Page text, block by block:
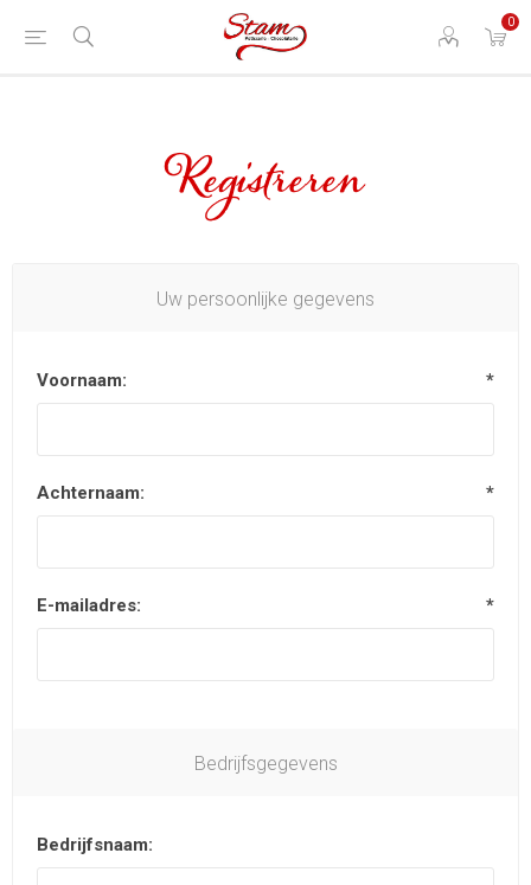
0
Registreren
Uw persoonlijke gegevens
Voornaam: *
Achternaam: *
E-mailadres: *
Bedrijfsgegevens
Bedrijfsnaam: